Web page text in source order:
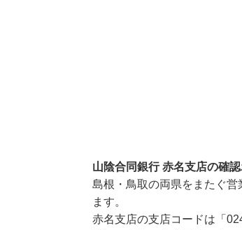
山陰合同銀行 赤名支店の確
島根・鳥取の両県をまたぐ
ます。
赤名支店の支店コードは「